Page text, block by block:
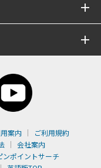
案内
ご利用規約
会社案内
ンポイントサーチ